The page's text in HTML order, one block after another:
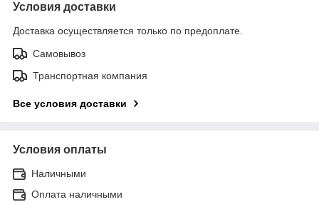
Условия доставки
Доставка осуществляется только по предоплате.
Самовывоз
Транспортная компания
Все условия доставки
Условия оплаты
Наличными
Оплата наличными